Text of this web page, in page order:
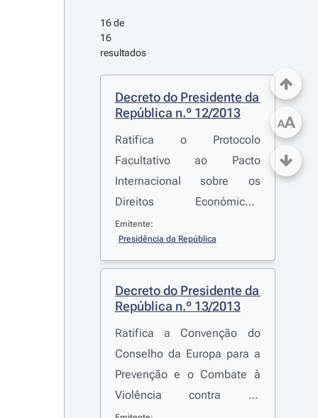
16 de
16
resultados
Decreto do Presidente da
República n.º 12/2013
Ratifica o Protocolo
Facultativo ao Pacto
Internacional sobre os
Direitos Económicos,
Sociais e Culturais, adotado
pela Assembleia Geral das
Nações Unidas, em Nova
Iorque, em 10 de dezembro
de 2008
Emitente:
Presidência da República
Decreto do Presidente da
República n.º 13/2013
Ratifica a Convenção do
Conselho da Europa para a
Prevenção e o Combate à
Violência contra as
AA